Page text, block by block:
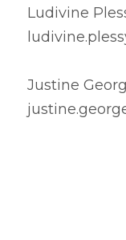
Ludivine
Justine